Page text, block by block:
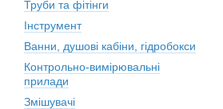
Труби та фітінги
Інструмент
Ванни, душові кабіни, гідробокси
Контрольно-вимірювальні
прилади
Змішувачі